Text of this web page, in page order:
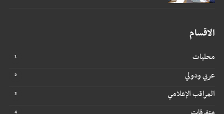
الاقسام
محليات
عربي ودولي
المراقب الإعلامي